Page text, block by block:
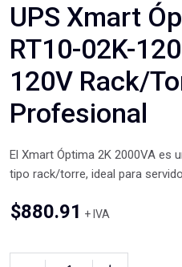
UPS Xmart
RT10-02K-
120V Rack/
Profesional
El Xmart Óptima 2K 2000VA es
tipo rack/torre, ideal para
$880.91 + IVA